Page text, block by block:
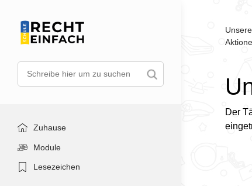
Zuhause
Module
Lesezeichen
Unsere
Der